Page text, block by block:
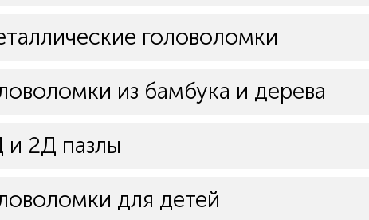
головоломки
из бамбука и дерева
и 2Д пазлы
для детей